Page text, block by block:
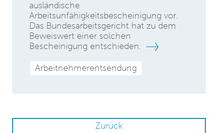
ausländische
Arbeitsunfähigkeitsbescheinigung vor.
Das Bundesarbeitsgericht hat zu dem
Beweiswert einer solchen
Bescheinigung entschieden.
Arbeitnehmerentsendung
Zurück